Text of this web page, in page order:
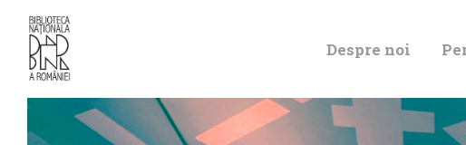
Despre noi